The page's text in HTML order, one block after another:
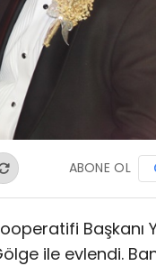
ABONE OL
Başkanı
ile evlendi.